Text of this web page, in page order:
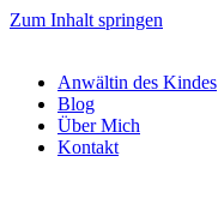
Zum Inhalt springen
Anwältin des Kindes
Blog
Über Mich
Kontakt